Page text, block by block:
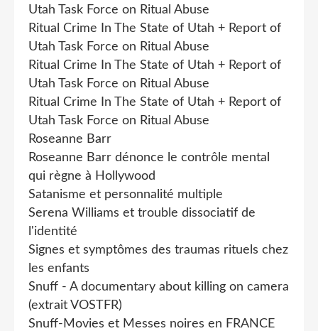
Utah Task Force on Ritual Abuse
Ritual Crime In The State of Utah + Report of
Utah Task Force on Ritual Abuse
Ritual Crime In The State of Utah + Report of
Utah Task Force on Ritual Abuse
Ritual Crime In The State of Utah + Report of
Utah Task Force on Ritual Abuse
Roseanne Barr
Roseanne Barr dénonce le contrôle mental
qui règne à Hollywood
Satanisme et personnalité multiple
Serena Williams et trouble dissociatif de
l'identité
Signes et symptômes des traumas rituels chez
les enfants
Snuff - A documentary about killing on camera
(extrait VOSTFR)
Snuff-Movies et Messes noires en FRANCE